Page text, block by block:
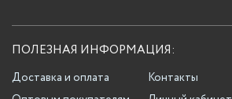
ПОЛЕЗНАЯ ИНФОРМАЦИЯ:
Доставка и оплата
Контакты